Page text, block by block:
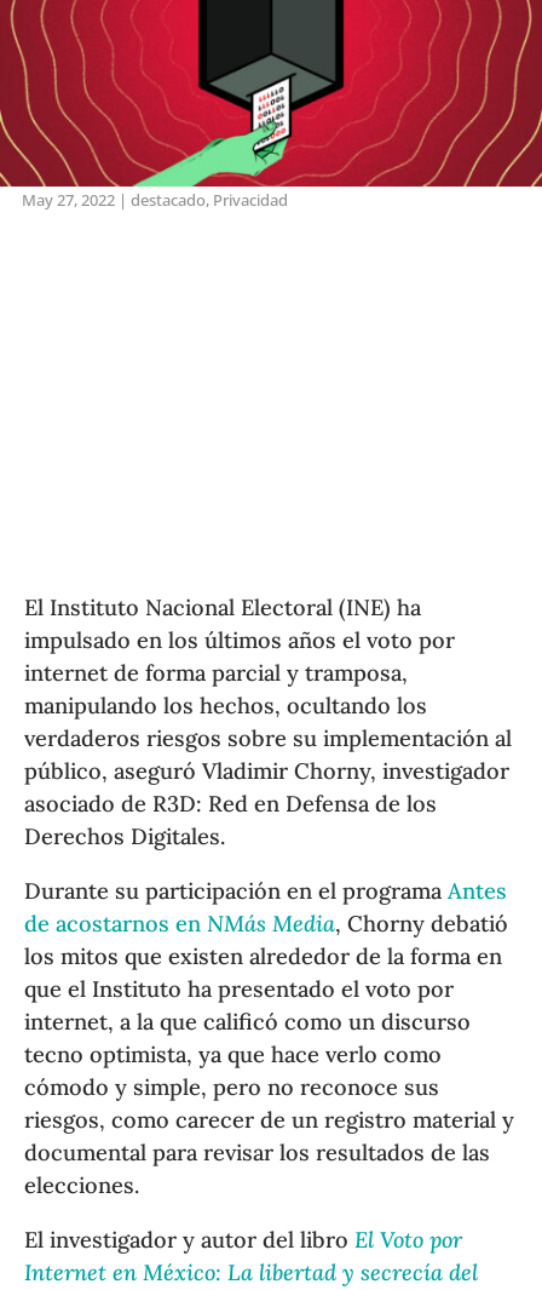
May 27, 2022| destacado, Privacidad
El Instituto Nacional Electoral (INE) ha
impulsado en los últimos años el voto por
internet de forma parcial y tramposa,
manipulando los hechos, ocultando los
verdaderos riesgos sobre su implementación al
público, aseguró Vladimir Chorny, investigador
asociado de R3D: Red en Defensa de los
Derechos Digitales.
Durante su participación en el programaAntes
de acostarnos enNMás Media, Chorny debatió
los mitos que existen alrededor de la forma en
que el Instituto ha presentado el voto por
internet, a la que calificó como un discurso
tecno optimista, ya que hace verlo como
cómodo y simple, pero no reconoce sus
riesgos, como carecer de un registro material y
documental para revisar los resultados de las
elecciones.
El investigador y autor del libroEl Voto por
Internet en México: La libertad y secrecía del